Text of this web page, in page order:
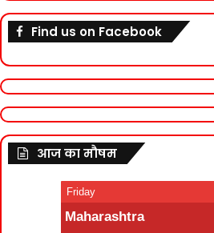
Find us on Facebook
आज का मौषम
Friday
Maharashtra